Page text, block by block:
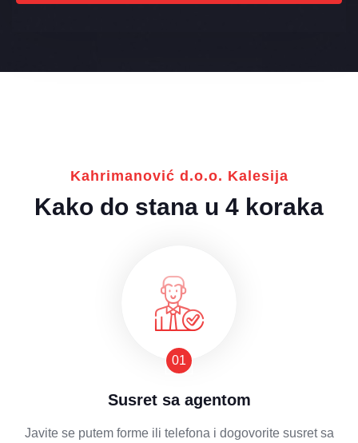
Kahrimanović d.o.o. Kalesija
Kako do stana u 4 koraka
Susret sa agentom
Javite se putem forme ili telefona i dogovorite susret sa